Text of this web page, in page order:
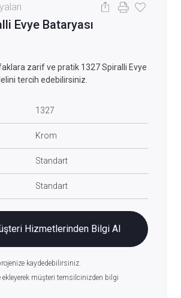
Evye Bataryası
zarif ve pratik 1327 Spiralli Evye
tercih edebilirsiniz.
1327
Krom
Standart
Standart
Hizmetlerinden Bilgi Al
kaydedebilirsiniz.
ekleyerek müşteri temsilcinizden bilgi